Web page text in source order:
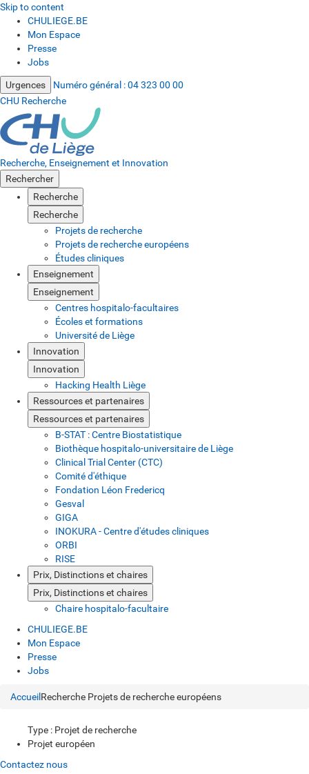
Skip to content
CHULIEGE.BE
Mon Espace
Presse
Jobs
Urgences Numéro général :04 323 00 00
CHU Recherche
Recherche, Enseignement et Innovation
Rechercher
Recherche
Recherche
Projets de recherche
Projets de recherche européens
Études cliniques
Enseignement
Enseignement
Centres hospitalo-facultaires
Écoles et formations
Université de Liège
Innovation
Innovation
Hacking Health Liège
Ressources et partenaires
Ressources et partenaires
B-STAT : Centre Biostatistique
Biothèque hospitalo-universitaire de Liège
Clinical Trial Center (CTC)
Comité d'éthique
Fondation Léon Fredericq
Gesval
GIGA
INOKURA - Centre d'études cliniques
ORBI
RISE
Prix, Distinctions et chaires
Prix, Distinctions et chaires
Chaire hospitalo-facultaire
CHULIEGE.BE
Mon Espace
Presse
Jobs
Accueil Recherche Projets de recherche européens
Type : Projet de recherche
Projet européen
Contactez nous